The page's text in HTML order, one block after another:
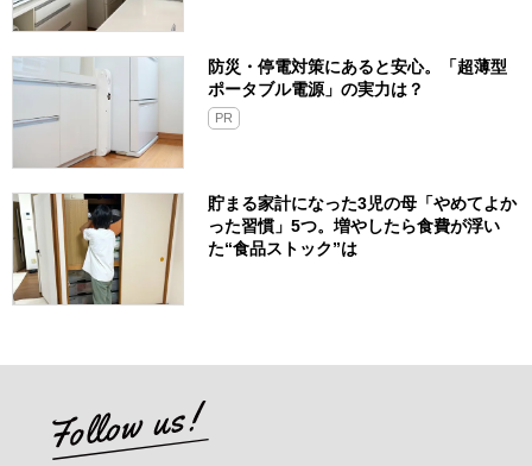
防災・停電対策にあると安心。「超薄型
ポータブル電源」の実力は？​
PR
貯まる家計になった3児の母「やめてよか
った習慣」5つ。増やしたら食費が浮い
た“食品ストック”は